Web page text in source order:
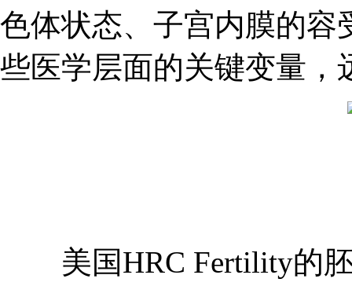
色体状态、子宫内膜的容
些医学层面的关键变量，
美国HRC Fertility的胚